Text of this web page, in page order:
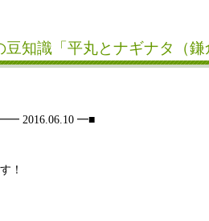
知識「平丸とナギナタ（鎌
━■
！